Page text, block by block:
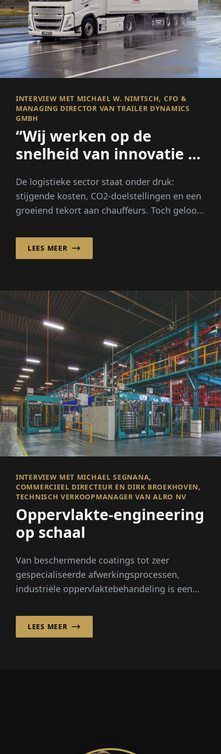
INTERVIEW MET MICHAEL W. NIMTSCH, CFO &
MANAGING DIRECTOR VAN TRAILER DYNAMICS
GMBH
“Wij werken op de
snelheid van innovatie –
De logistieke sector staat onder druk:
stijgende kosten, CO2-doelstellingen en een
groeiend tekort aan chauffeurs. Toch gelooft
LEES MEER
INTERVIEW MET MICHAEL SEGNANA,
COMMERCIEEL DIRECTEUR EN DIRK BROEKHOVEN,
TECHNISCH VERKOOPMANAGER VAN ALRO NV
Oppervlakte-engineering
op schaal
Van beschermende coatings tot zeer
gespecialiseerde afwerkingsprocessen,
industriële oppervlaktebehandeling is een
moderne productie - met name in de
automobielsector.
LEES MEER